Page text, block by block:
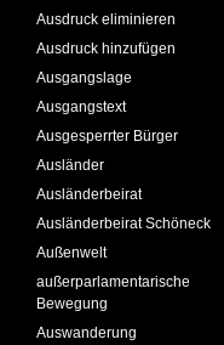
Ausdruck eliminieren
Ausdruck hinzufügen
Ausgangslage
Ausgangstext
Ausgesperrter Bürger
Ausländer
Ausländerbeirat
Ausländerbeirat Schöneck
Außenwelt
außerparlamentarische
Bewegung
Auswanderung